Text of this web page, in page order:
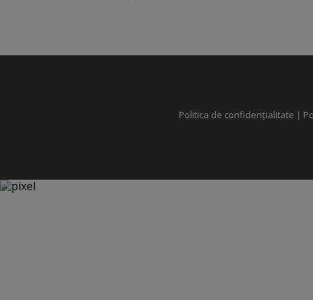
Politica de confidențialitate |